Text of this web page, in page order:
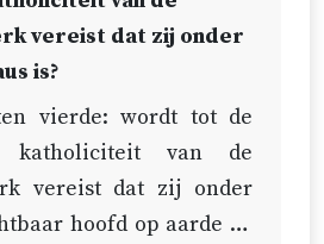
is: als hij niet wettig
een simonist is, een
ketter is of op enigerlei
metterdaad
is.
vereist dat zij onder
is?
vierde: wordt tot de
van de
vereist dat zij onder
hoofd op aarde is,